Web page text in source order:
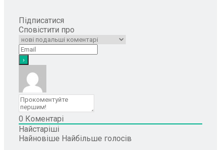
Підписатися
Сповістити про
0 Коментарі
Найстаріші
Найновіше Найбільше голосів